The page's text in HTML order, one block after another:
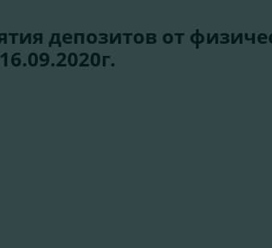
депозитов от